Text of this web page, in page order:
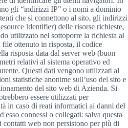
gli “indirizzi IP” o i nomi a dominio
che si connettono al sito, gli indirizzi
Identifier) delle risorse richieste,
utilizzato nel sottoporre la richiesta al
ottenuto in risposta, il codice
risposta data dal server web (buon
relativi al sistema operativo ed
Questi dati vengono utilizzati al
statistiche anonime sull’uso del sito e
del sito web di Azienda. Si
essere utilizzati per
in caso di reati informatici ai danni del
connessi o collegati: salva questa
contatti web non persistono per più di